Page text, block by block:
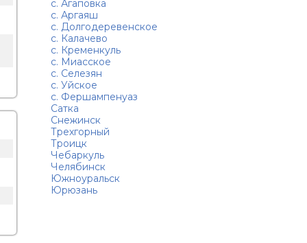
с. Агаповка
с. Аргаяш
с. Долгодеревенское
с. Калачево
с. Кременкуль
с. Миасское
с. Селезян
с. Уйское
с. Фершампенуаз
Сатка
Снежинск
Трехгорный
Троицк
Чебаркуль
Челябинск
Южноуральск
Юрюзань